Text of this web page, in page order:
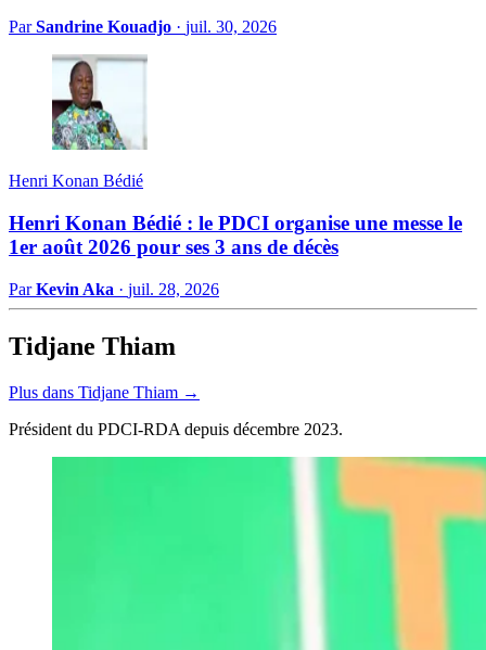
ParSandrine Kouadjo · juil. 30, 2026
Henri Konan Bédié
Henri Konan Bédié : le PDCI organise une messe le
1er août 2026 pour ses 3 ans de décès
ParKevin Aka · juil. 28, 2026
Tidjane Thiam
Plus dans Tidjane Thiam →
Président du PDCI-RDA depuis décembre 2023.